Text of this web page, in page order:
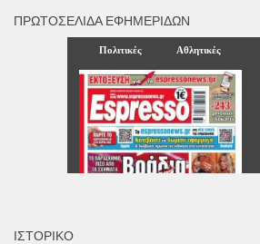
ΠΡΩΤΟΣΈΛΙΔΑ ΕΦΗΜΕΡΊΔΩΝ
ΙΣΤΟΡΙΚΌ